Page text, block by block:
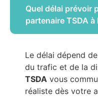
Quel délai prévoir
partenaire TSDA
Le délai dépend
du trafic et de la
TSDA vous
réaliste dès votre